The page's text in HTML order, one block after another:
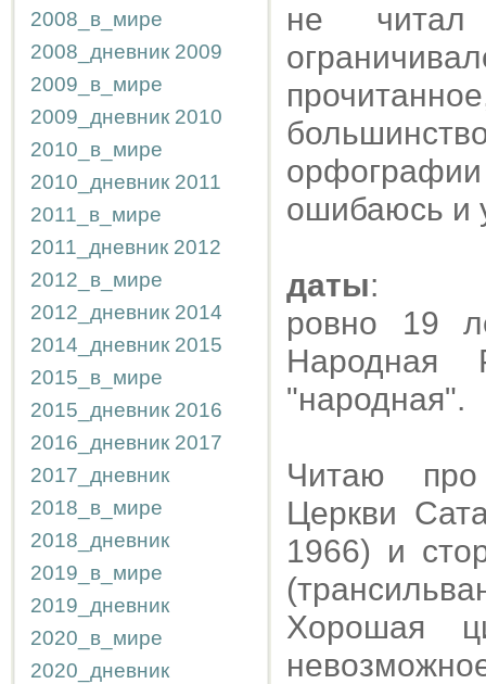
2008_в_мире
2008_дневник 2009
2009_в_мире
2009_дневник 2010
2010_в_мире
2010_дневник 2011
2011_в_мире
2011_дневник 2012
2012_в_мире
2012_дневник 2014
2014_дневник 2015
2015_в_мире
2015_дневник 2016
2016_дневник 2017
2017_дневник
2018_в_мире
2018_дневник
2019_в_мире
2019_дневник
2020_в_мире
2020_дневник
не читал
ошибаюсь и
даты:
ровно 19
Народная
"народная".
Читаю про
Церкви
1966) и
Хорошая